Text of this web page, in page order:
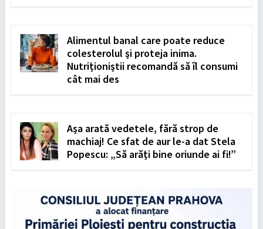
Alimentul banal care poate reduce
colesterolul și proteja inima.
Nutriționiștii recomandă să îl consumi
cât mai des
Așa arată vedetele, fără strop de
machiaj! Ce sfat de aur le-a dat Stela
Popescu: „Să arăți bine oriunde ai fi!”